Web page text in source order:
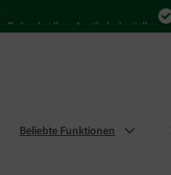
bei Ihrer Apotheke bestellen
Beliebte Funktionen